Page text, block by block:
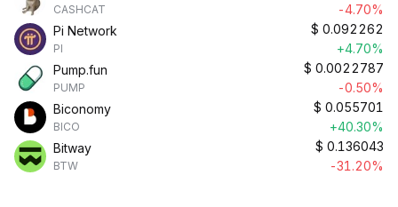
CASHCAT
-4.70%
Pi Network
PI
$ 0.092262
+4.70%
Pump.fun
PUMP
$ 0.0022787
-0.50%
Biconomy
BICO
$ 0.055701
+40.30%
Bitway
BTW
$ 0.136043
-31.20%